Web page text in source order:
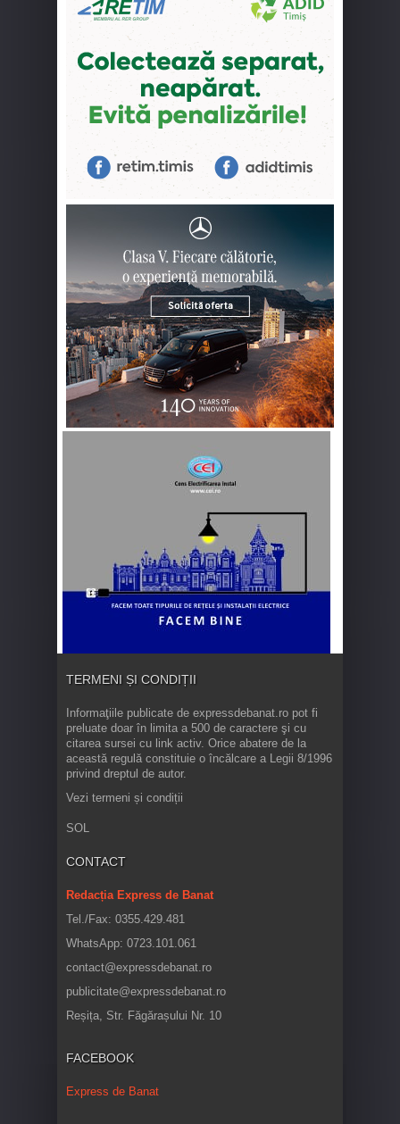
TERMENI ȘI CONDIȚII
Informaţiile publicate de expressdebanat.ro pot fi
preluate doar în limita a 500 de caractere şi cu
citarea sursei cu link activ. Orice abatere de la
această regulă constituie o încălcare a Legii 8/1996
privind dreptul de autor.
Vezi termeni și condiții
SOL
CONTACT
Redacția Express de Banat
Tel./Fax: 0355.429.481
WhatsApp: 0723.101.061
contact@expressdebanat.ro
publicitate@expressdebanat.ro
Reșița, Str. Făgărașului Nr. 10
FACEBOOK
Express de Banat